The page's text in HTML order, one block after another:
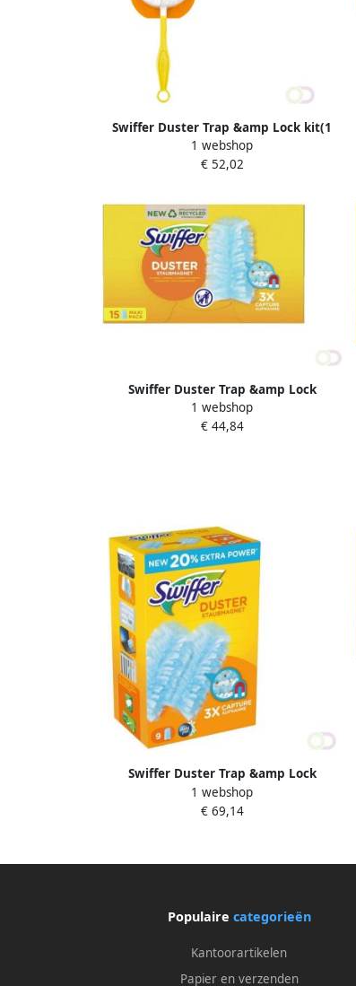
Swiffer Duster Trap &amp Lock kit(1
Handvat + 5 Navullingen )
1 webshop
€ 52,02
Swiffer Duster Trap &amp Lock
navullingen x15
1 webshop
€ 44,84
Swiffer Duster Trap &amp Lock
navullingen Met Een Geur Van Ambi
Pur x9
1 webshop
€ 69,14
Populaire categorieën
Kantoorartikelen
Papier en verzenden